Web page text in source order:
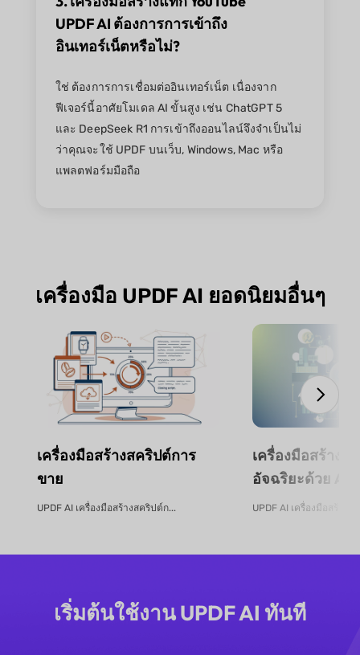
UPDF AI ต้องการการเข้าถึง
อินเทอร์เน็ตหรือไม่?
ใช่ ต้องการการเชื่อมต่ออินเทอร์เน็ต เนื่องจาก
ฟีเจอร์นี้อาศัยโมเดล AI ขั้นสูง เช่น ChatGPT 5
และ DeepSeek R1 การเข้าถึงออนไลน์จึงจำเป็นไม่
ว่าคุณจะใช้ UPDF บนเว็บ, Windows, Mac หรือ
แพลตฟอร์มมือถือ
เครื่องมือ UPDF AI ยอดนิยมอื่นๆ
เครื่องมือสร้างสคริปต์การ
ขาย
UPDF AI เครื่องมือสร้างสคริปต์ก...
เครื่องมือสร้างง
อัจฉริยะด้วย AI
UPDF AI เครื่องมือสร้าง
เริ่มต้นใช้งาน UPDF AI ทันที